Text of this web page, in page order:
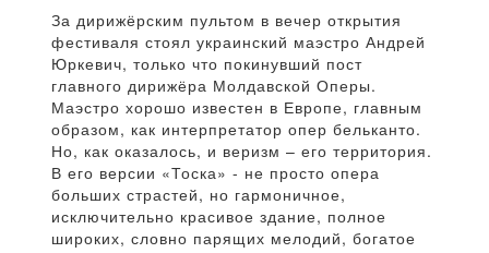
За дирижёрским пультом в вечер открытия
фестиваля стоял украинский маэстро Андрей
Юркевич, только что покинувший пост
главного дирижёра Молдавской Оперы.
Маэстро хорошо известен в Европе, главным
образом, как интерпретатор опер бельканто.
Но, как оказалось, и веризм – его территория.
В его версии «Тоска» - не просто опера
больших страстей, но гармоничное,
исключительно красивое здание, полное
широких, словно парящих мелодий, богатое